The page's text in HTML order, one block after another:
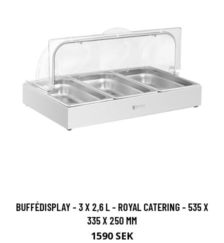
BUFFÉDISPLAY - 3 X 2,6 L - ROYAL CATERING - 535 X
335 X 250 MM
1590 SEK